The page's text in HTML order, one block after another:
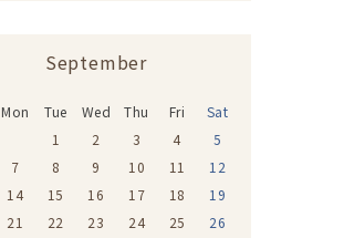
September
Mon Tue Wed Thu Fri
Sat
1
2 3 4
5
7 8 9 10 11
12
14 15 16 17 18
19
21 22 23 24 25
26